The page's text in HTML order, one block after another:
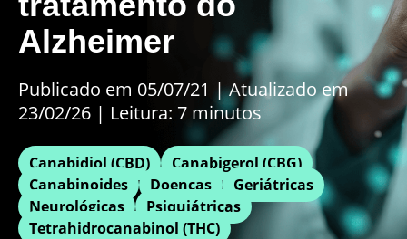
Alzheimer
Publicado em 05/07/21 |Atualizado em
23/02/26 | Leitura: 7 minutos
Canabidiol (CBD)
Canabigerol (CBG)
Canabinoides
Doenças
Geriátricas
Neurológicas
Psiquiátricas
Tetrahidrocanabinol (THC)